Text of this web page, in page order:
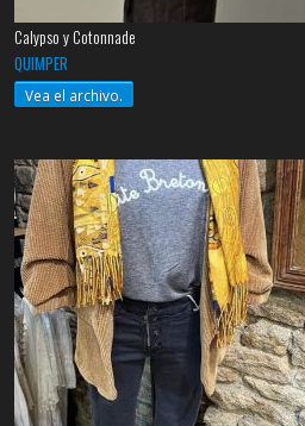
Calypso y Cotonnade
QUIMPER
Vea el archivo.